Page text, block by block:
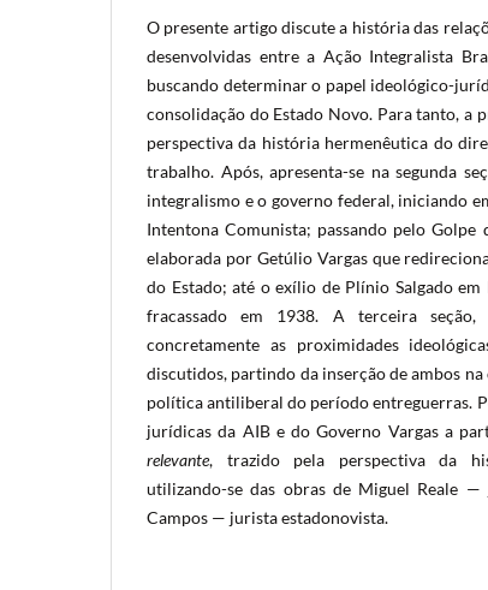
O presente artigo discute a história das
desenvolvidas entre a Ação Integralista
buscando determinar o papel ideológico-
consolidação do Estado Novo. Para tanto, a
perspectiva da história hermenêutica do
trabalho. Após, apresenta-se na segunda
integralismo e o governo federal, iniciando
Intentona Comunista; passando pelo
elaborada por Getúlio Vargas que
do Estado; até o exílio de Plínio Salgado
fracassado em 1938. A terceira
concretamente as proximidades
discutidos, partindo da inserção de ambos
política antiliberal do período entreguerras.
jurídicas da AIB e do Governo Vargas a
relevante, trazido pela perspectiva da
utilizando-se das obras de Miguel Reale
Campos — jurista estadonovista.